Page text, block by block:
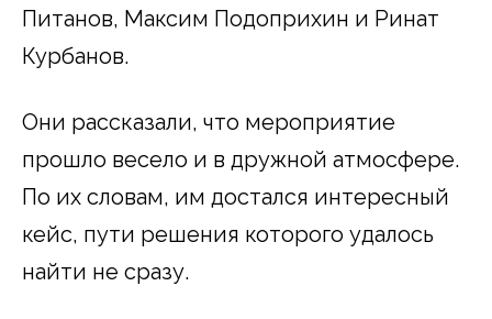
Питанов, Максим Подоприхин и Ринат
Курбанов.
Они рассказали, что мероприятие
прошло весело и в дружной атмосфере.
По их словам, им достался интересный
кейс, пути решения которого удалось
найти не сразу.